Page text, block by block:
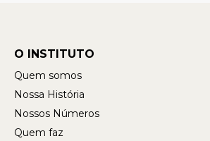
O INSTITUTO
Quem somos
Nossa História
Nossos Números
Quem faz